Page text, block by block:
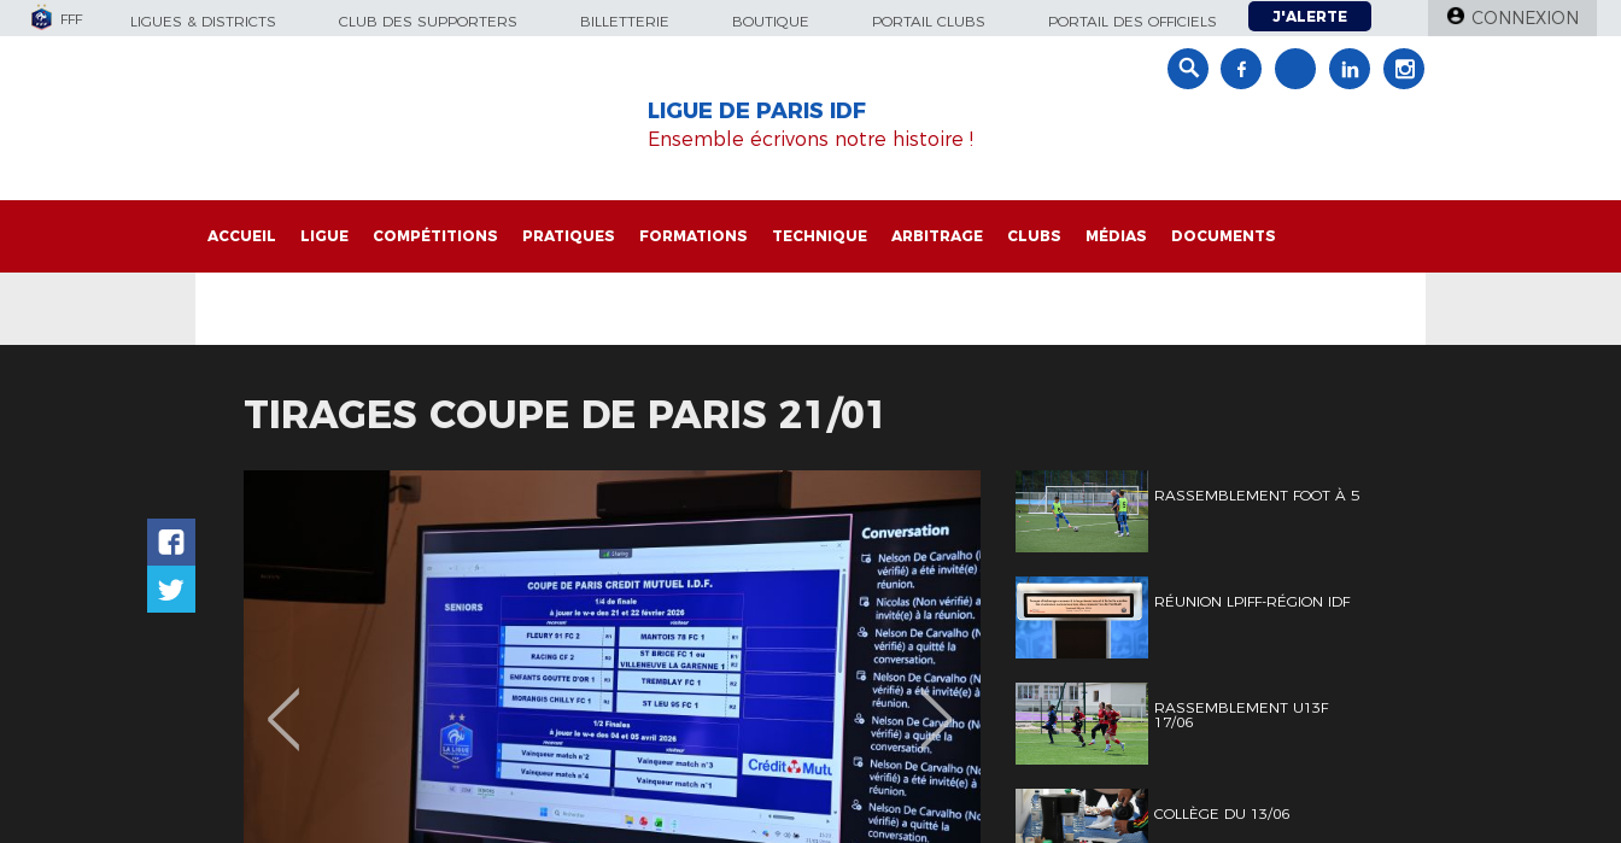
FFF LIGUES & DISTRICTS CLUB DES SUPPORTERS BILLETTERIE BOUTIQUE PORTAIL CLUBS PORTAIL DES OFFICIELS J'ALERTE CONNEXION
LIGUE DE PARIS IDF
Ensemble écrivons notre histoire !
ACCUEIL LIGUE COMPÉTITIONS PRATIQUES FORMATIONS TECHNIQUE ARBITRAGE CLUBS MÉDIAS DOCUMENTS
TIRAGES COUPE DE PARIS 21/01
RASSEMBLEMENT FOOT À 5
RÉUNION LPIFF-RÉGION IDF
RASSEMBLEMENT U13F
17/06
COLLÈGE DU 13/06